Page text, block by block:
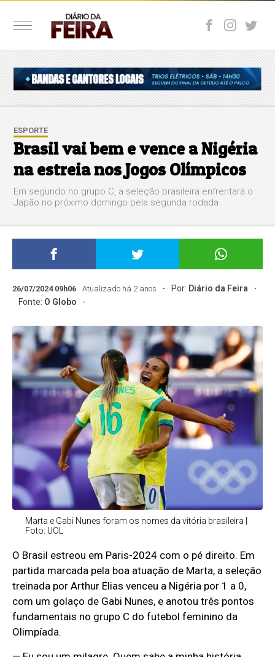
ESPORTE
Brasil vai bem e vence a Nigéria
na estreia nos Jogos Olímpicos
Em segundo no grupo C, a seleção brasileira enfrentará o
Japão no próximo domingo pela segunda rodada
26/07/2024 09h06 Atualizado há 2 anos Por: Diário da Feira
Fonte: O Globo
Marta e Gabi Nunes foram os nomes da vitória brasileira |
Foto: UOL
O Brasil estreou em Paris-2024 com o pé direito. Em
partida marcada pela boa atuação de Marta, a seleção
treinada por Arthur Elias venceu a Nigéria por 1 a 0,
com um golaço de Gabi Nunes, e anotou três pontos
fundamentais no grupo C do futebol feminino da
Olimpíada.